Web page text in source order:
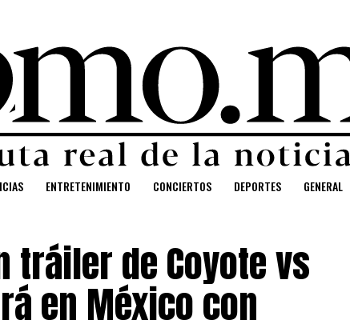
ENTRETENIMIENTO CONCIERTOS DEPORTES GENERAL
tráiler de Coyote vs
en México con